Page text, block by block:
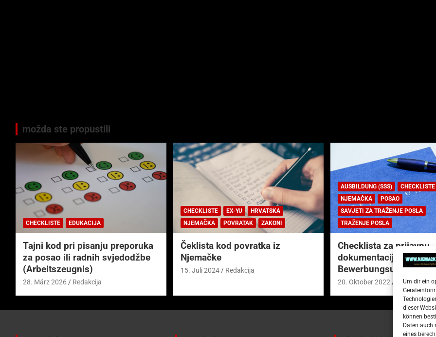
Um dir ein
dieser
können
Daten auch
eines
možda ste propustili
CHECKLISTE EDUKACIJA
Tajni kod pri pisanju preporuka
za posao ili radnih svjedodžbe
(Arbeitszeugnis)
28. März 2026 Redakcija
CHECKLISTE EX-YU
HRVATSKA
NJEMAČKA
POVRATAK ZAKONI
Čeklista kod povratka iz
Njemačke
15. Juli 2024 Redakcija
AUSBILDUNG (SSS)
CHECKLISTE
NJEMAČKA
POSAO
SAVJETI ZA TRAŽENJE POSLA
TRAŽENJE POSLA
Checklista za prijavnu
dokumentaciju (njem.
20. Oktober 2022 Redakcija